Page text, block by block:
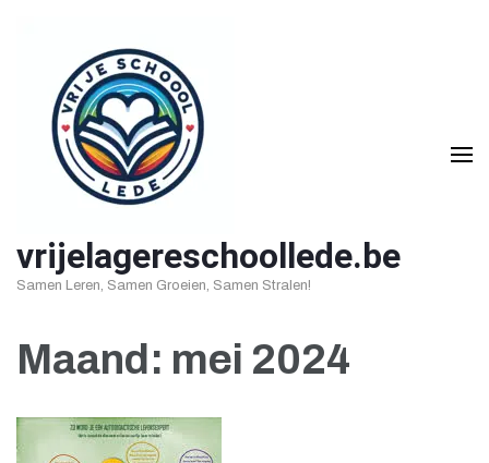
inhoud
vrijelagereschoollede.be
Samen Leren, Samen Groeien, Samen Stralen!
Maand: mei 2024